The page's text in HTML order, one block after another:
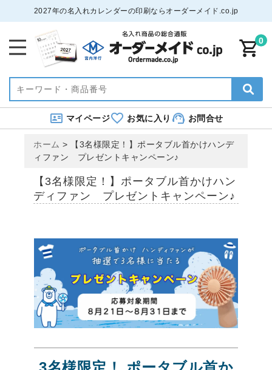
2027年の名入れカレンダーの印刷ならオーダーメイド.co.jp
0
マイページ お気に入り お問合せ
ホーム >
【3名様限定！】ポータブル首かけハンデ
ィファン プレゼントキャンペーン♪
【3名様限定！】ポータブル首かけハン
ディファン プレゼントキャンペーン♪